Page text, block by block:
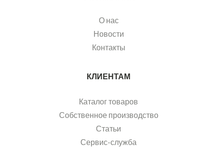
О нас
Новости
Контакты
КЛИЕНТАМ
Каталог товаров
Собственное производство
Статьи
Сервис-служба